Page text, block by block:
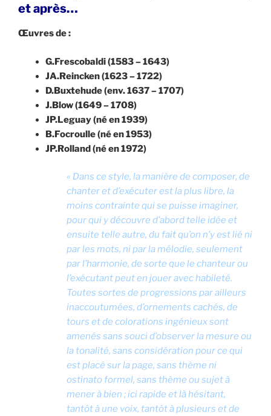
et après…
Œuvres de :
G.Frescobaldi (1583 – 1643)
JA.Reincken (1623 – 1722)
D.Buxtehude (env. 1637 – 1707)
J.Blow (1649 – 1708)
JP.Leguay (né en 1939)
B.Focroulle (né en 1953)
JP.Rolland (né en 1972)
« Dans ce style, la manière de composer, de
chanter et d’exécuter est la plus libre, la
moins contrainte qui se puisse imaginer,
pour qui y découvre d’abord telle idée et
ensuite telle autre, du fait qu’on n’y est lié ni
par les mots, ni par la mélodie, seulement
par l’harmonie, de sorte que le chanteur ou
l’exécutant peut en jouer avec habileté.
Toutes sortes de progressions par ailleurs
inaccoutumées, d’ornements cachés, de
tours et de colorations ingénieux sont
amenés sans souci d’observer la mesure ou
la tonalité, sans considération pour ce qui
est placé sur la page, sans thème ni
ostinato formel, sans thème ou sujet à
mener à bien ; ici rapide et là hésitant,
tantôt à une voix, tantôt à plusieurs et de